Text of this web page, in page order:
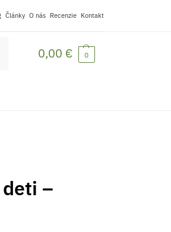
Články O nás Recenzie Kontakt
0,00 € 0
–